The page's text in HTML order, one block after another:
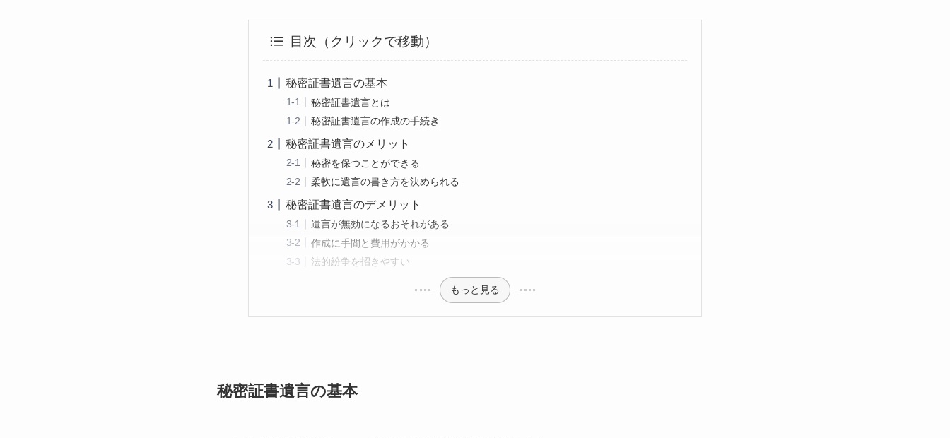
目次（クリックで移動）
秘密証書遺言の基本
秘密証書遺言とは
秘密証書遺言の作成の手続き
秘密証書遺言のメリット
秘密を保つことができる
柔軟に遺言の書き方を決められる
秘密証書遺言のデメリット
遺言が無効になるおそれがある
作成に手間と費用がかかる
法的紛争を招きやすい
もっと見る
秘密証書遺言の基本